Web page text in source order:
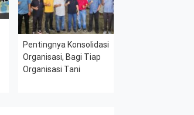
Pentingnya Konsolidasi
Organisasi, Bagi Tiap
Organisasi Tani